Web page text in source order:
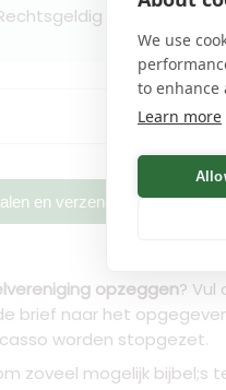
We use
to enhance
Learn more
– Bevestiging
en verzenden
opzeggen?
brief naar het
worden stopgezet.
zoveel mogelijk